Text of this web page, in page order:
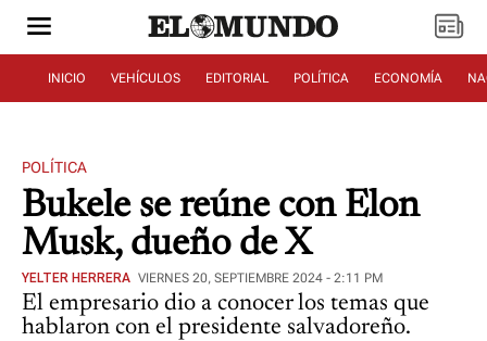
INICIO VEHÍCULOS EDITORIAL POLÍTICA ECONOMÍA
POLÍTICA
Bukele se reúne con Elon
Musk, dueño de X
YELTER HERRERA VIERNES 20, SEPTIEMBRE 2024 - 2:11 PM
El empresario dio a conocer los temas que
hablaron con el presidente salvadoreño.